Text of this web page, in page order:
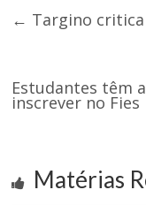
← Targino critica
Estudantes têm
inscrever no Fies
Matérias